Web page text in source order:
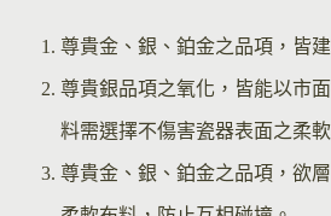
尊貴金、銀、鉑金之品項，皆
尊貴銀品項之氧化，皆能以市
料需選擇不傷害瓷器表面之柔軟
尊貴金、銀、鉑金之品項，欲